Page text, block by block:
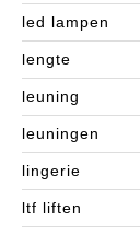
led lampen
lengte
leuning
leuningen
lingerie
ltf liften